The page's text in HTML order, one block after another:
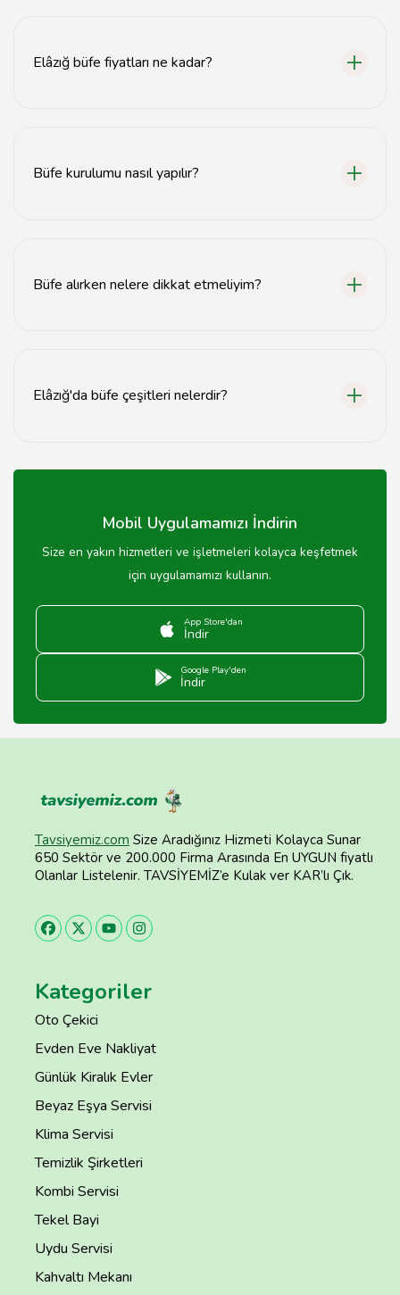
Elâzığ büfe fiyatları ne kadar?
Büfe kurulumu nasıl yapılır?
Büfe alırken nelere dikkat etmeliyim?
Elâzığ'da büfe çeşitleri nelerdir?
modern, açık büfe gibi farklı tasarımlar mevcuttur.
Mobil Uygulamamızı İndirin
Size en yakın hizmetleri ve işletmeleri kolayca keşfetmek
için uygulamamızı kullanın.
App Store'dan
İndir
Google Play'den
İndir
Tavsiyemiz.com Size Aradığınız Hizmeti Kolayca Sunar
650 Sektör ve 200.000 Firma Arasında En UYGUN fiyatlı
Olanlar Listelenir. TAVSİYEMİZ’e Kulak ver KAR’lı Çık.
Kategoriler
Oto Çekici
Evden Eve Nakliyat
Günlük Kiralık Evler
Beyaz Eşya Servisi
Klima Servisi
Temizlik Şirketleri
Kombi Servisi
Tekel Bayi
Uydu Servisi
Kahvaltı Mekanı